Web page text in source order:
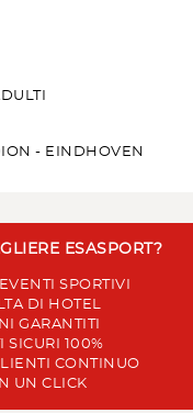
- EINDHOVEN
ESASPORT?
SPORTIVI
DI HOTEL
GARANTITI
SICURI 100%
CONTINUO
UN CLICK